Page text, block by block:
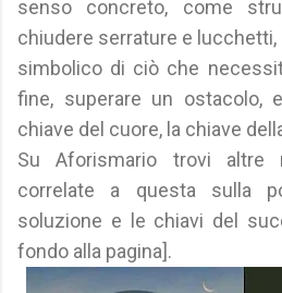
senso concreto, come
chiudere serrature e
simbolico di ciò che
fine, superare un ostacolo,
chiave del cuore, la chiave
Su Aforismario trovi altre
correlate a questa sulla
soluzione e le chiavi del
fondo alla pagina].